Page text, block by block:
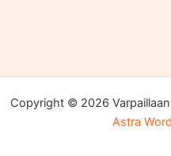
Copyright © 2026
Astra